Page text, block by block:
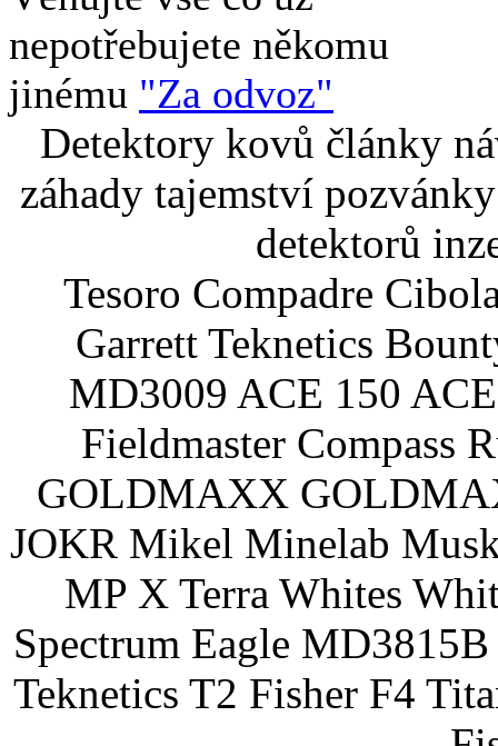
nepotřebujete někomu
jinému "Za odvoz"
Detektory kovů články
záhady tajemství
detektorů
Tesoro Compadre
Garrett Teknetics
MD3009 ACE 150
Fieldmaster Compass
GOLDMAXX
JOKR Mikel Minelab
MP X Terra Whites
Spectrum Eagle
Teknetics T2 Fisher F4